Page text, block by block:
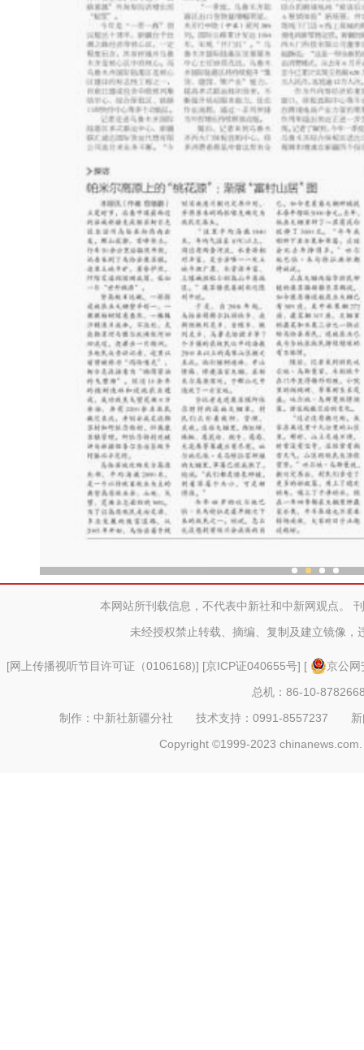
本网站所刊载信息，不代表中新社和中新网观点。
未经授权禁止转载、摘编、复制及建立镜像，
[网上传播视听节目许可证（0106168)] [京ICP证040655号] [
京公
总机：86-10-
制作：中新社新疆分社 技术支持：0991-8557237
Copyright ©1999-2023